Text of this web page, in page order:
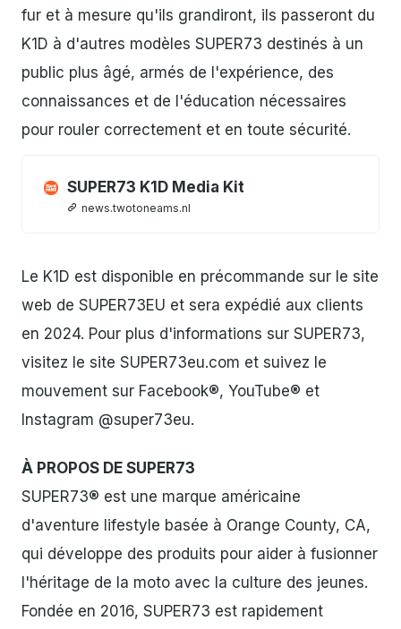
fur et à mesure qu'ils grandiront, ils passeront du
K1D à d'autres modèles SUPER73 destinés à un
public plus âgé, armés de l'expérience, des
connaissances et de l'éducation nécessaires
pour rouler correctement et en toute sécurité.
SUPER73 K1D Media Kit
news.twotoneams.nl
Le K1D est disponible en précommande sur le site
web de SUPER73EU et sera expédié aux clients
en 2024. Pour plus d'informations sur SUPER73,
visitez le site SUPER73eu.com et suivez le
mouvement sur Facebook®, YouTube® et
Instagram @super73eu.
À PROPOS DE SUPER73
SUPER73® est une marque américaine
d'aventure lifestyle basée à Orange County, CA,
qui développe des produits pour aider à fusionner
l'héritage de la moto avec la culture des jeunes.
Fondée en 2016, SUPER73 est rapidement